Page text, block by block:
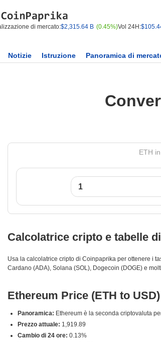
di mercato:$2,315.64 B (0.45%)Vol 24H:
Notizie Istruzione Panoramica di
ETH
Calcolatrice cripto e tabelle
Usa la calcolatrice cripto di Coinpaprika per ottenere i
Cardano (ADA), Solana (SOL), Dogecoin (DOGE) e
Ethereum Price (ETH to USD)
Panoramica: Ethereum è la seconda criptovaluta
Prezzo attuale: 1,919.89
Cambio di 24 ore: 0.13%